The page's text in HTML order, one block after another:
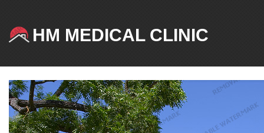
HM MEDICAL CLINIC